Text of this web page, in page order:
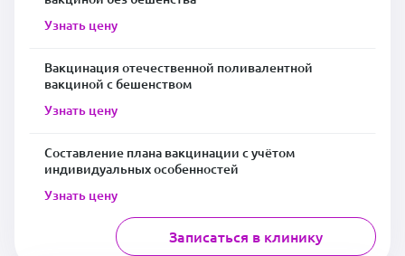
Узнать цену
Вакцинация отечественной поливалентной
вакциной с бешенством
Узнать цену
Составление плана вакцинации с учётом
индивидуальных особенностей
Узнать цену
Записаться в клинику